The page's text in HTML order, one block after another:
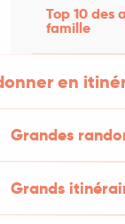
Top 10 des
famille
en
Grandes
Grands